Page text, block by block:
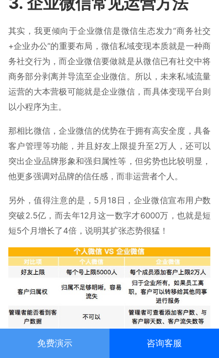
其实，我更倾向于企业微信是微信生态发力“商务社交
+企业办公”的重要布局，微信私域变现本质就是一种商
务社交行为，而企业微信要做就是从微信已有社交中将
商务部分剥离并导流至企业微信。所以，未来私域流量
运营的大本营极可能就是企业微信，而具体变现平台则
以小程序为主。
那相比微信，企业微信的优势在于拥有高安全度，具备
客户管理等功能，并且好友上限提升至2万人，还可以
突出企业品牌形象和强归属性等，但劣势也比较明显，
他更多强调对品牌的信任感，而非运营者个人。
另外，值得注意的是，5月18日，企业微信宣布用户数
突破2.5亿，而去年12月这一数字才6000万，也就是短
短5个月增长了4倍，说明其扩张态势很猛！
免费演示 咨询客服